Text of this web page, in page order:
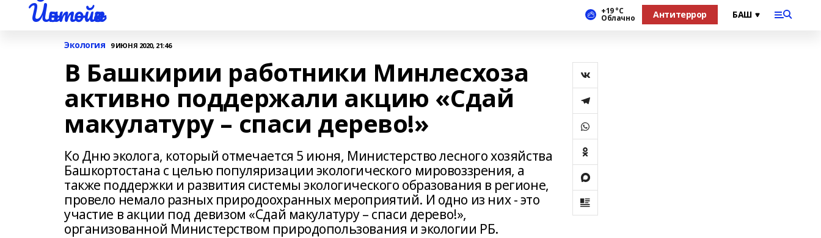
Йәнтөйәк +19 °С
Облачно Антитеррор
Экология 9 ИЮНЯ 2020, 21:46
В Башкирии работники Минлесхоза
активно поддержали акцию «Сдай
макулатуру – спаси дерево!»
Ко Дню эколога, который отмечается 5 июня, Министерство лесного хозяйства
Башкортостана с целью популяризации экологического мировоззрения, а
также поддержки и развития системы экологического образования в регионе,
провело немало разных природоохранных мероприятий. И одно из них - это
участие в акции под девизом «Сдай макулатуру – спаси дерево!»,
организованной Министерством природопользования и экологии РБ.